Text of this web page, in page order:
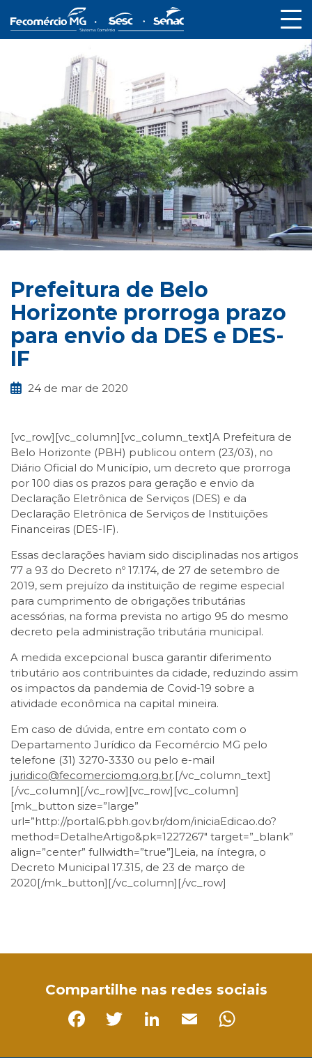
Prefeitura de Belo
Horizonte prorroga prazo
para envio da DES e DES-
IF
24 de mar de 2020
[vc_row][vc_column][vc_column_text]A Prefeitura de
Belo Horizonte (PBH) publicou ontem (23/03), no
Diário Oficial do Município, um decreto que prorroga
por 100 dias os prazos para geração e envio da
Declaração Eletrônica de Serviços (DES) e da
Declaração Eletrônica de Serviços de Instituições
Financeiras (DES-IF).
Essas declarações haviam sido disciplinadas nos artigos
77 a 93 do Decreto nº 17.174, de 27 de setembro de
2019, sem prejuízo da instituição de regime especial
para cumprimento de obrigações tributárias
acessórias, na forma prevista no artigo 95 do mesmo
decreto pela administração tributária municipal.
A medida excepcional busca garantir diferimento
tributário aos contribuintes da cidade, reduzindo assim
os impactos da pandemia de Covid-19 sobre a
atividade econômica na capital mineira.
Em caso de dúvida, entre em contato com o
Departamento Jurídico da Fecomércio MG pelo
telefone (31) 3270-3330 ou pelo e-mail
juridico@fecomerciomg.org.br.[/vc_column_text]
[/vc_column][/vc_row][vc_row][vc_column]
[mk_button size=”large”
url=”http://portal6.pbh.gov.br/dom/iniciaEdicao.do?
method=DetalheArtigo&pk=1227267″ target=”_blank”
align=”center” fullwidth=”true”]Leia, na íntegra, o
Decreto Municipal 17.315, de 23 de março de
2020[/mk_button][/vc_column][/vc_row]
Compartilhe nas redes sociais